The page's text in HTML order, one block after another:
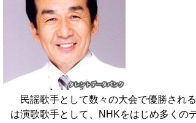
民謡歌手として数々の大会で優勝され
は演歌歌手として、NHKをはじめ多くの